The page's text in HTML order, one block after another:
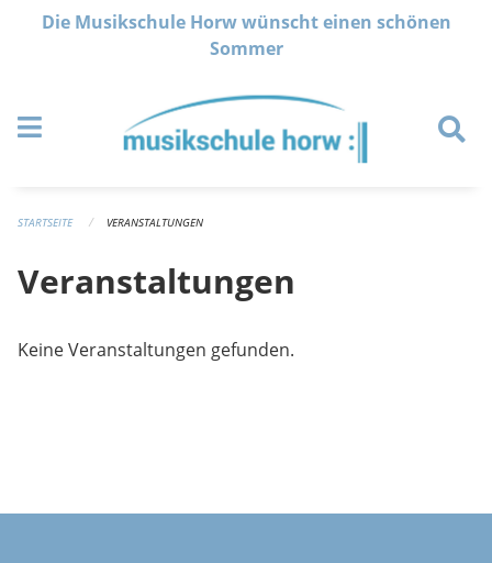
Navigation überspringen
Die Musikschule Horw wünscht einen schönen
Sommer
STARTSEITE VERANSTALTUNGEN
Veranstaltungen
Keine Veranstaltungen gefunden.